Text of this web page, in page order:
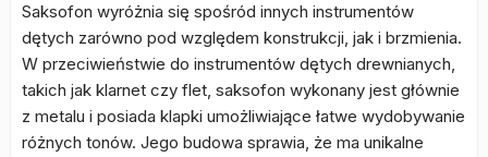
Saksofon wyróżnia się spośród innych instrumentów
dętych zarówno pod względem konstrukcji, jak i brzmienia.
W przeciwieństwie do instrumentów dętych drewnianych,
takich jak klarnet czy flet, saksofon wykonany jest głównie
z metalu i posiada klapki umożliwiające łatwe wydobywanie
różnych tonów. Jego budowa sprawia, że ma unikalne